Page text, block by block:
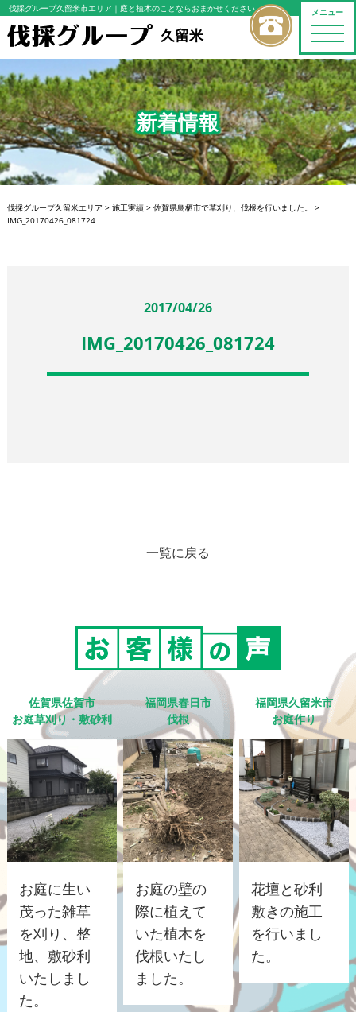
メニュー
toggle
伐採グループ久留米市エリア ｜庭と植木のことならおまかせください
久留米
新着情報
伐採グループ久留米エリア > 施工実績> 佐賀県鳥栖市で草刈り、伐根を行いました。
>
IMG_20170426_081724
2017/04/26
IMG_20170426_081724
一覧に戻る
佐賀県佐賀市
お庭草刈り・敷砂利
お庭に生い
茂った雑草
を刈り、整
地、敷砂利
いたしまし
た。
福岡県春日市
伐根
お庭の壁の
際に植えて
いた植木を
伐根いたし
ました。
福岡県久留米市
お庭作り
花壇と砂利
敷きの施工
を行いまし
た。